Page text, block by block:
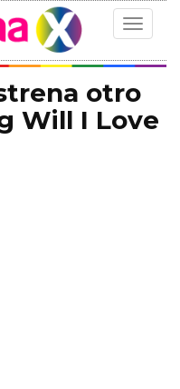
Toggle
otro
Will I Love